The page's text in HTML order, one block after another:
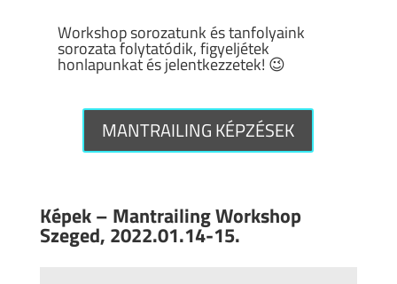
Workshop sorozatunk és tanfolyaink
sorozata folytatódik, figyeljétek
honlapunkat és jelentkezzetek! 😉
MANTRAILING KÉPZÉSEK
Képek – Mantrailing Workshop
Szeged, 2022.01.14-15.